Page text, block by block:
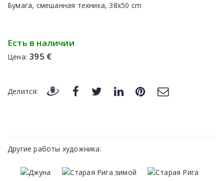
Бумага, смешанная техника, 38x50 cm
Есть в наличии
Цена: 395 €
Делится:
Другие работы художника: